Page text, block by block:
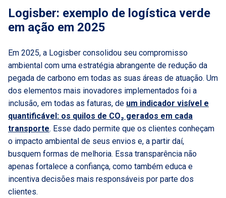
Logisber: exemplo de logística verde
em ação em 2025
Em 2025, a Logisber consolidou seu compromisso
ambiental com uma estratégia abrangente de redução da
pegada de carbono em todas as suas áreas de atuação. Um
dos elementos mais inovadores implementados foi a
inclusão, em todas as faturas, de um indicador visível e
quantificável: os quilos de CO₂ gerados em cada
transporte. Esse dado permite que os clientes conheçam
o impacto ambiental de seus envios e, a partir daí,
busquem formas de melhoria. Essa transparência não
apenas fortalece a confiança, como também educa e
incentiva decisões mais responsáveis por parte dos
clientes.